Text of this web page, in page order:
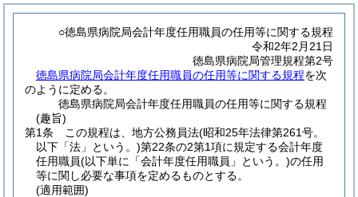
○徳島県病院局会計年度任用職員の任用等に関する規程
令和2年2月21日
徳島県病院局管理規程第2号
徳島県病院局会計年度任用職員の任用等に関する規程を次
のように定める。
徳島県病院局会計年度任用職員の任用等に関する規程
(趣旨)
第1条
この規程は、地方公務員法(昭和25年法律第261号。
以下「法」という。)第22条の2第1項に規定する会計年度
任用職員(以下単に「会計年度任用職員」という。)の任用
等に関し必要な事項を定めるものとする。
(適用範囲)